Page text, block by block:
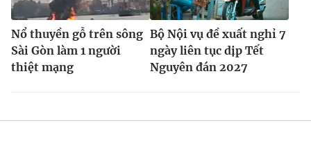
Nổ thuyền gỗ trên sông
Sài Gòn làm 1 người
thiệt mạng
Bộ Nội vụ đề xuất nghỉ 7
ngày liên tục dịp Tết
Nguyên đán 2027